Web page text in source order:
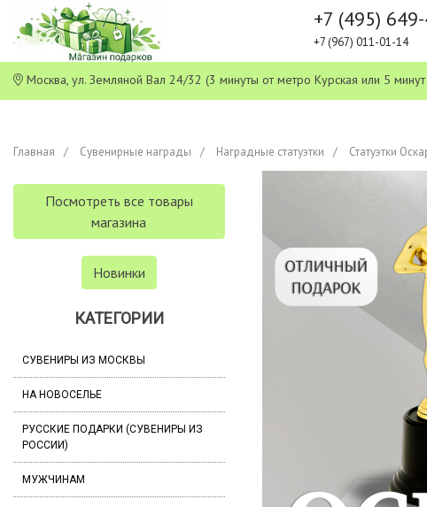
+7 (495)
+7 (967) 011-01-14
Москва, ул. Земляной Вал 24/32 (3 минуты от метро Курская или 5
Главная Сувенирные награды Наградные статуэтки Статуэтки
Посмотреть все товары
магазина
Новинки
КАТЕГОРИИ
СУВЕНИРЫ ИЗ МОСКВЫ
НА НОВОСЕЛЬЕ
РУССКИЕ ПОДАРКИ (СУВЕНИРЫ ИЗ
РОССИИ)
МУЖЧИНАМ